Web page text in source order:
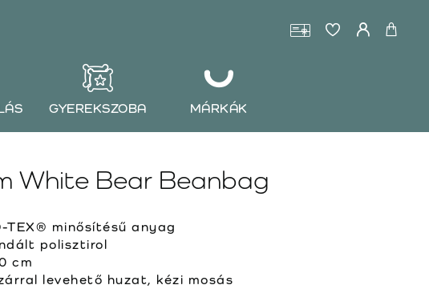
GYEREKSZOBA MÁRKÁK
White Bear Beanbag
TEX® minősítésű anyag
polisztirol
cm
levehető huzat, kézi mosás